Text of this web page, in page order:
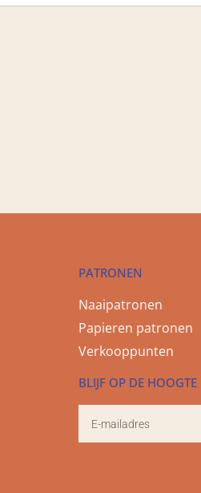
PATRONEN
Naaipatronen
Papieren patronen
Verkooppunten
BLIJF OP DE HOOGTE